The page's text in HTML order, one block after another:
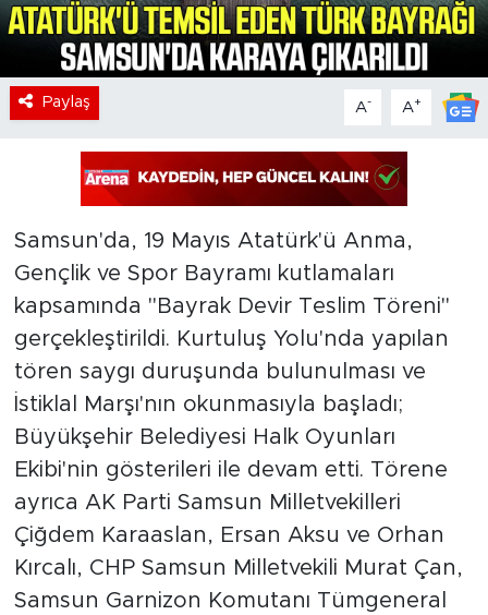
Paylaş A- A+
Samsun'da, 19 Mayıs Atatürk'ü Anma,
Gençlik ve Spor Bayramı kutlamaları
kapsamında "Bayrak Devir Teslim Töreni"
gerçekleştirildi. Kurtuluş Yolu'nda yapılan
tören saygı duruşunda bulunulması ve
İstiklal Marşı'nın okunmasıyla başladı;
Büyükşehir Belediyesi Halk Oyunları
Ekibi'nin gösterileri ile devam etti. Törene
ayrıca AK Parti Samsun Milletvekilleri
Çiğdem Karaaslan, Ersan Aksu ve Orhan
Kırcalı, CHP Samsun Milletvekili Murat Çan,
Samsun Garnizon Komutanı Tümgeneral